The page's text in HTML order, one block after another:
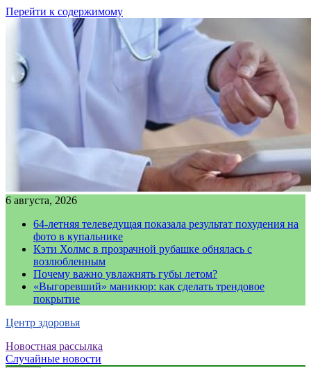
Перейти к содержимому
6 августа, 2026
64-летняя телеведущая показала результат похудения на
фото в купальнике
Кэти Холмс в прозрачной рубашке обнялась с
возлюбленным
Почему важно увлажнять губы летом?
«Выгоревший» маникюр: как сделать трендовое
покрытие
Центр здоровья
Новостная рассылка
Случайные новости